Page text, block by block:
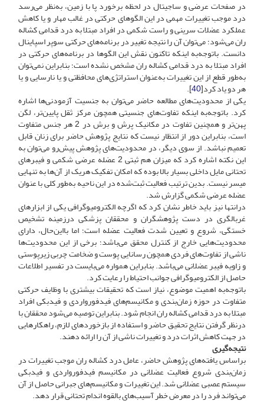
در صفحات عرضی و ساجیتال در لحظه برخورد پا با زمین، به‌نظر می‌رسد
درد موجب تغییرات مهمی در این الگوهای حرکتی در غالب مهار و یا کاهش
عملکرد عضلات سرینی و راست شکمی در افراد مبتلا به درد قدامی کشاله
ران می‌شود؛ می‌توان آن را نتیجه تغییر در برنامه‌های حرکتی سوپر اسپاینال
دانست. باتوجه‌به اینکه تاکنون نقش این الگوها در برنامه‌های حرکتی در
افراد مبتلا به درد قدامی کشاله ران مشخص نشده است؛ بنابراین نمی‌توان
به‌طور قطع از این تغییرات به‌عنوان استراتژی‌های محافظتی و یا نارسایی و یا
هر دو یاد کرد[40
].
یکی از محدودیت‌های مطالعه حاضر می‌توان به جنسیت آزمودنی‌ها اشاره
کرد. باتوجه‌به اینکه تفاوت‌های جنسیتی همچون مرکز ثقل پایین‌تر، لگن
پهن‌تر و همچنین تفاوت در مکانیک پرش و برش در 2 هر جنس متفاوت
است، بنابراین دور از انتظار نیست که نتایج پژوهش حاضر برای زنان قابل
تعمیم نباشد. از سوی دیگر، در محدودیت‌های پژوهش پیش‌رو می‌توان به
این نکته اشاره کرد که میزان هم ثبتی 2 عضله عرضی شکمی و فیبرهای
تحتانی مایل داخلی بسیار بالا بوده که امکان تفکیک هریک از آن‌ها به تنهایی
میسر نیست. بدین ترتیب فعالیت ثبت‌شده در این ناحیه به‌طور کلی با عنوان
عضله عرضی شکمی گزارش شد.
درانتها نیز باید خاطر نشان کرد که اگرچه الکترومیوگرافی یکی از ابزارهای
غربالگری در دست پژوهشگران و محققان پزشکی درزمینه تشخیص
خستگی، شروع و تعیین شدت فعالیت عضله است؛ اما بااین‌حال، دارای
محدودیت‌هایی خارج از کنترل محقق می‌باشد؛ برخی از این محدودیت‌ها
ناشی از تفاوت‌های فردی همچون رسانایی پوست و ضخامت چربی زیرپوستی
و زاویه فیبر عضلانی می‌باشد. بنابراین همواره می‌بایست در تفسیر اطلاعات
حاصل از الکترومیوگرافی جوانب احتیاط را رعایت کرد.
باتوجه‌به اهمیت موضوع، نیاز است که تحقیقات بیشتری با وظایف حرکتی
متفاوت در حوزه زمان‌بندی و مکانیسم‌های فیدفورواردی و فیدبکی افراد
مبتلا به درد قدامی کشاله ران انجام شود. بنابراین توصیه می‌شود محققان با
درنظر گرفتن نتایج تحقیق حاضر و استفاده از بازخوردهای لازم، راهکارهایی
در جهت کاهش اثرات درد و تغییرات ناشی از آن را ارائه دهند.
نتیجه‌گیری
براساس یافته‌های پژوهش حاضر، عامل درد کشاله ران موجب تغییرات در
زمان‌بندی شروع فعالیت عضلانی در مکانیسم فیدفورواردی و فیدبکی
سیستم عصبی عضلانی شد. این تغییرات و مکانیسم‌های جبرانی حاصل از آن
می‌تواند فرد را در معرض خطر آسیب‌های بالقوه‌ اندام تحتانی قرار دهد.